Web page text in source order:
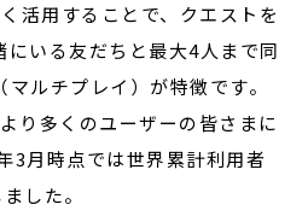
活用することで、クエストを
いる友だちと最大4人まで同
ルチプレイ）が特徴です。
り多くのユーザーの皆さまに
3月時点では世界累計利用者
した。